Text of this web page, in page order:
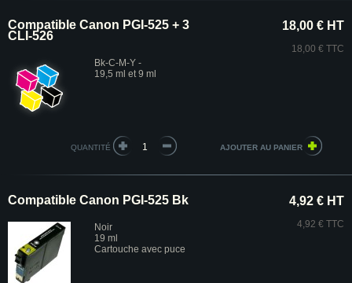
Compatible Canon PGI-525 + 3
CLI-526
Bk-C-M-Y -
19,5 ml et 9 ml
18,00 € HT
18,00 € TTC
QUANTITÉ
Compatible Canon PGI-525 Bk
Noir
19 ml
Cartouche avec puce
4,92 € HT
4,92 € TTC